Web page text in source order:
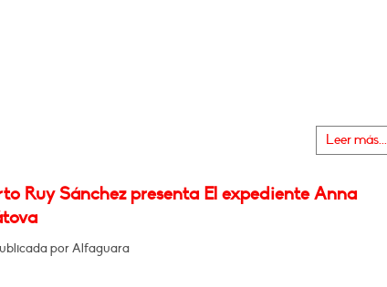
Leer más...
Ruy Sánchez presenta El expediente Anna
por Alfaguara